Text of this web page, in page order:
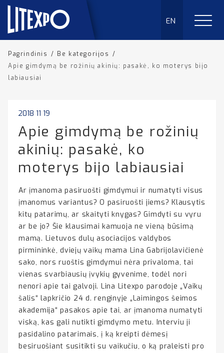
EN
Pagrindinis / Be kategorijos /
Apie gimdymą be rožinių akinių: pasakė, ko moterys bijo
labiausiai
2018 11 19
Apie gimdymą be rožinių
akinių: pasakė, ko
moterys bijo labiausiai
Ar įmanoma pasiruošti gimdymui ir numatyti visus
įmanomus variantus? O pasiruošti jiems? Klausytis
kitų patarimų, ar skaityti knygas? Gimdyti su vyru
ar be jo? Šie klausimai kamuoja ne vieną būsimą
mamą. Lietuvos dulų asociacijos valdybos
pirmininkė, dviejų vaikų mama Lina Gabrijolavičienė
sako, nors ruoštis gimdymui nėra privaloma, tai
vienas svarbiausių įvykių gyvenime, todėl nori
nenori apie tai galvoji. Lina Litexpo parodoje „Vaikų
šalis“ lapkričio 24 d. renginyje „Laimingos šeimos
akademija“ pasakos apie tai, ar įmanoma numatyti
viską, kas gali nutikti gimdymo metu. Interviu ji
pasidalino patarimais, į ką kreipti dėmesį
besiruošiant susitikti su vaikučiu, o ką praleisti pro